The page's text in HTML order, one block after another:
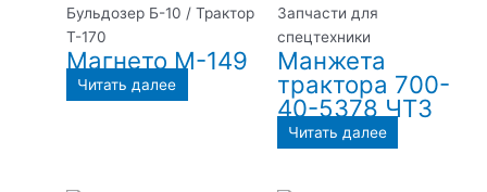
Бульдозер Б-10 / Трактор
Т-170
Магнето М-149
Читать далее
Запчасти для
спецтехники
Манжета
трактора 700-
40-5378 ЧТЗ
Читать далее